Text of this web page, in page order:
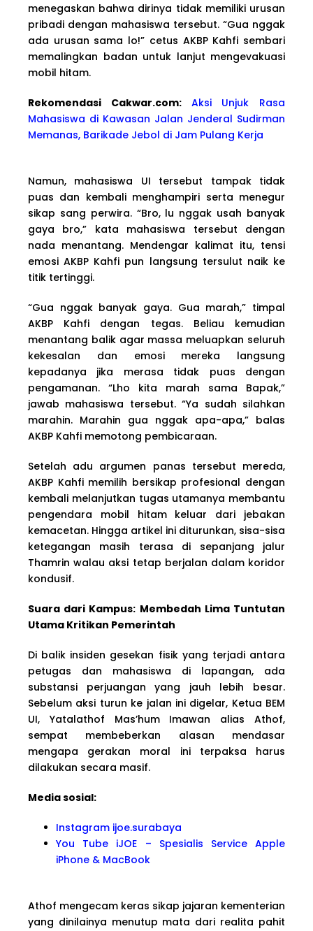
menegaskan bahwa dirinya tidak memiliki urusan
pribadi dengan mahasiswa tersebut. “Gua nggak
ada urusan sama lo!” cetus AKBP Kahfi sembari
memalingkan badan untuk lanjut mengevakuasi
mobil hitam.
Rekomendasi Cakwar.com: Aksi Unjuk Rasa
Mahasiswa di Kawasan Jalan Jenderal Sudirman
Memanas, Barikade Jebol di Jam Pulang Kerja
Namun, mahasiswa UI tersebut tampak tidak
puas dan kembali menghampiri serta menegur
sikap sang perwira. “Bro, lu nggak usah banyak
gaya bro,” kata mahasiswa tersebut dengan
nada menantang. Mendengar kalimat itu, tensi
emosi AKBP Kahfi pun langsung tersulut naik ke
titik tertinggi.
“Gua nggak banyak gaya. Gua marah,” timpal
AKBP Kahfi dengan tegas. Beliau kemudian
menantang balik agar massa meluapkan seluruh
kekesalan dan emosi mereka langsung
kepadanya jika merasa tidak puas dengan
pengamanan. “Lho kita marah sama Bapak,”
jawab mahasiswa tersebut. “Ya sudah silahkan
marahin. Marahin gua nggak apa-apa,” balas
AKBP Kahfi memotong pembicaraan.
Setelah adu argumen panas tersebut mereda,
AKBP Kahfi memilih bersikap profesional dengan
kembali melanjutkan tugas utamanya membantu
pengendara mobil hitam keluar dari jebakan
kemacetan. Hingga artikel ini diturunkan, sisa-sisa
ketegangan masih terasa di sepanjang jalur
Thamrin walau aksi tetap berjalan dalam koridor
kondusif.
Suara dari Kampus: Membedah Lima Tuntutan
Utama Kritikan Pemerintah
Di balik insiden gesekan fisik yang terjadi antara
petugas dan mahasiswa di lapangan, ada
substansi perjuangan yang jauh lebih besar.
Sebelum aksi turun ke jalan ini digelar, Ketua BEM
UI, Yatalathof Mas’hum Imawan alias Athof,
sempat membeberkan alasan mendasar
mengapa gerakan moral ini terpaksa harus
dilakukan secara masif.
Media sosial:
Instagram ijoe.surabaya
You Tube iJOE – Spesialis Service Apple
iPhone & MacBook
Athof mengecam keras sikap jajaran kementerian
yang dinilainya menutup mata dari realita pahit